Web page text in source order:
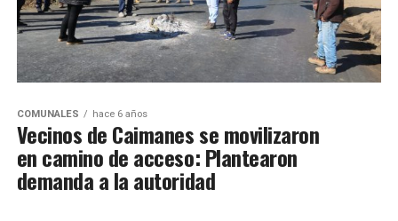
COMUNALES hace 6 años
Vecinos de Caimanes se movilizaron
en camino de acceso: Plantearon
demanda a la autoridad